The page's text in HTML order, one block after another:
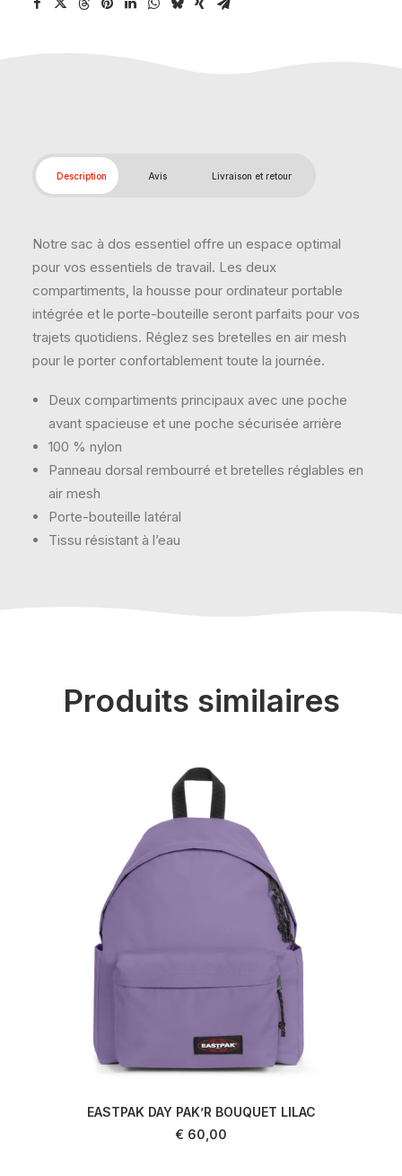
Description Avis Livraison et retour
Notre sac à dos essentiel offre un espace optimal
pour vos essentiels de travail. Les deux
compartiments, la housse pour ordinateur portable
intégrée et le porte-bouteille seront parfaits pour vos
trajets quotidiens. Réglez ses bretelles en air mesh
pour le porter confortablement toute la journée.
Deux compartiments principaux avec une poche
avant spacieuse et une poche sécurisée arrière
100 % nylon
Panneau dorsal rembourré et bretelles réglables en
air mesh
Porte-bouteille latéral
Tissu résistant à l’eau
Produits similaires
EASTPAK DAY PAK’R BOUQUET LILAC
€ 60,00